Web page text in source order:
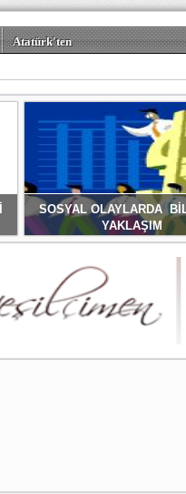
Atatürk'ten
SOSYAL OLAYLARDA
YAKLAŞIM